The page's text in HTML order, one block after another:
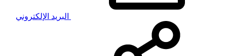
البريد الإلكتروني